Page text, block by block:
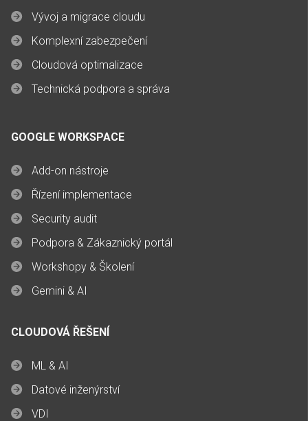
Vývoj a migrace cloudu
Komplexní zabezpečení
Cloudová optimalizace
Technická podpora a správa
GOOGLE WORKSPACE
Add-on nástroje
Řízení implementace
Security audit
Podpora & Zákaznický portál
Workshopy & Školení
Gemini & AI
CLOUDOVÁ ŘEŠENÍ
ML & AI
Datové inženýrství
VDI